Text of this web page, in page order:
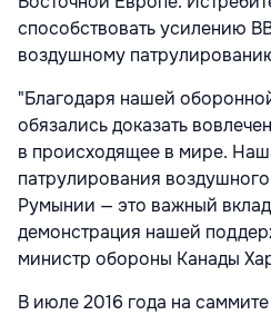
способствовать усилению
воздушному
"Благодаря нашей
обязались доказать
в происходящее в мире.
патрулирования
Румынии — это важный
демонстрация нашей
министр обороны Канады
В июле 2016 года на